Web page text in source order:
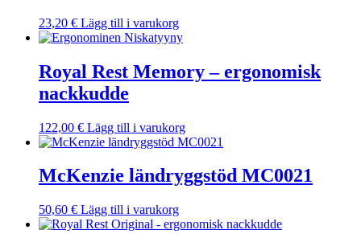
23,20 € Lägg till i varukorg
Royal Rest Memory – ergonomisk
nackkudde
122,00 € Lägg till i varukorg
McKenzie ländryggstöd MC0021
50,60 € Lägg till i varukorg